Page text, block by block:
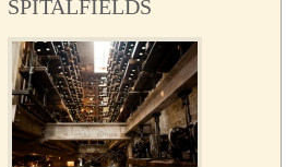
SPITALFIELDS